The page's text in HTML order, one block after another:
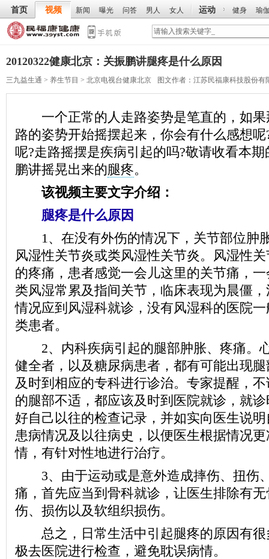
首页 视频 新闻 曝光 问答 男人 女人 运动 健身 瑜
20120322健康北京：关振鹏讲腿疼是什么原因
三九益生通 > 养生节目 > 北京电视台健康北京 图文作者： 江苏民福康科技股份有
一个正常的人走路姿势是笔直的，如果
路的姿势开始摇摆起来，你会有什么感想
呢?走路摇摆是疾病引起的吗?敬请收看本期
鹏讲摇晃出来的腿疼。
该视频主要文字介绍：
腿疼是什么原因
1、在没有外伤的情况下，关节部位肿
风湿性关节炎或类风湿性关节炎。风湿性
的疼痛，患者感觉一会儿这里的关节痛，
类风湿常累及指间关节，临床表现为晨僵
情况应到风湿科就诊，没有风湿科的医院
类患者。
2、内科疾病引起的腿部肿胀、疼痛。
健全者，以及糖尿病患者，都有可能出现
及时到相应的专科进行诊治。专家提醒，
的腿部不适，都应该及时到医院就诊，就
好自己以往的检查记录，并如实向医生说
患病情况及以往病史，以便医生根据情况
情，有针对性地进行治疗。
3、由于运动或是意外造成摔伤、扭伤
痛，首先应当到骨科就诊，让医生排除有
伤、损伤以及软组织损伤。
总之，日常生活中引起腿疼的原因有很
极去医院进行检查，避免耽误病情。